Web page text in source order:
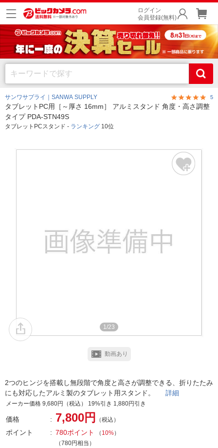
ログイン
会員登録(無料)
サンワサプライ｜SANWA SUPPLY 5
タブレットPC用［～厚さ 16mm］ アルミスタンド 角度・高さ調整
タイプ PDA-STN49S
タブレットPCスタンド - ランキング 10位
1/23
動画あり
2つのヒンジを搭載し無段階で角度と高さが調整できる、折りたたみ
にも対応したアルミ製のタブレット用スタンド。 詳細
メーカー価格 9,680円（税込） 19%引き 1,880円引き
価格 7,800円 （税込）
ポイント 780ポイント （ 10%）
（780円相当）